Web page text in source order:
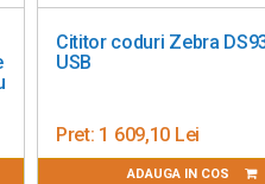
Scanner Datalogic
Pret:3 150,00 Lei
ADAUGA IN